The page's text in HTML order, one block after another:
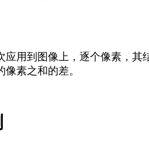
应用到图像上，逐个像素，
素之和的差。